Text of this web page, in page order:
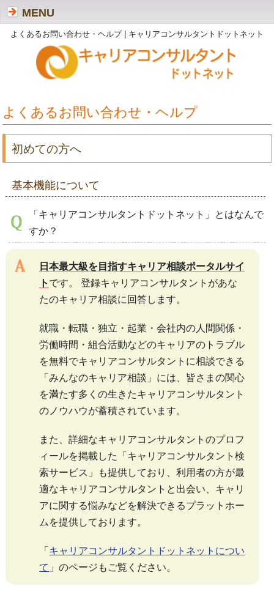
よくあるお問い合わせ・ヘルプ | キャリアコンサルタントドットネット
MENU
よくあるお問い合わせ・ヘルプ
初めての方へ
基本機能について
「キャリアコンサルタントドットネット」とはなんで
すか？
日本最大級を目指すキャリア相談ポータルサイ
ト です。 登録キャリアコンサルタントがあな
たのキャリア相談に回答します。
就職・転職・独立・起業・会社内の人間関係・
労働時間・組合活動などのキャリアのトラブル
を無料でキャリアコンサルタントに相談できる
「みんなのキャリア相談」には、皆さまの関心
を満たす多くの生きたキャリアコンサルタント
のノウハウが蓄積されています。
また、詳細なキャリアコンサルタントのプロフ
ィールを掲載した「キャリアコンサルタント検
索サービス」も提供しており、利用者の方が最
適なキャリアコンサルタントと出会い、キャリ
アに関する悩みなどを解決できるプラットホー
ムを提供しております。
「 キャリアコンサルタントドットネットについ
て 」のページもご覧ください。